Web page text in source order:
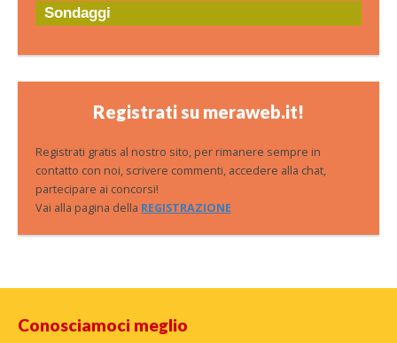
Sondaggi
Registrati su meraweb.it!
Registrati gratis al nostro sito, per rimanere sempre in
contatto con noi, scrivere commenti, accedere alla chat,
partecipare ai concorsi!
Vai alla pagina della REGISTRAZIONE
Conosciamoci meglio